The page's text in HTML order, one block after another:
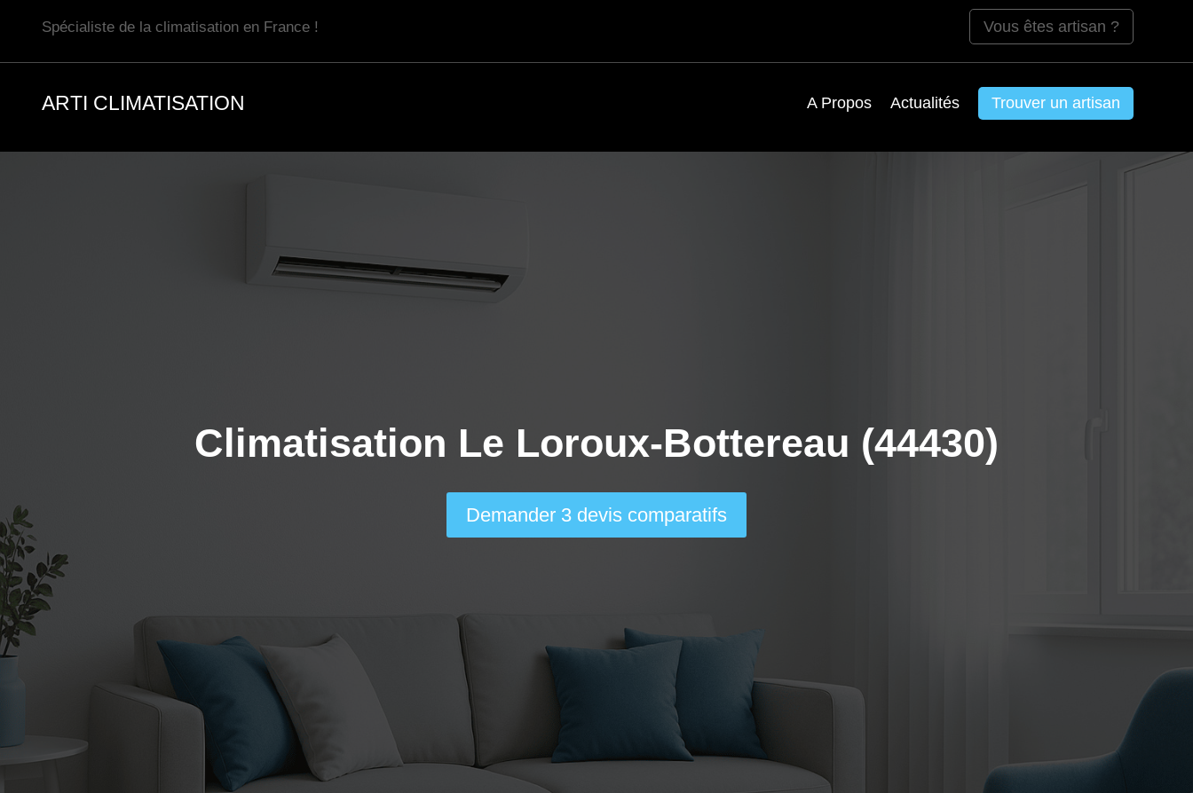
Spécialiste de la climatisation en France ! Vous êtes artisan ?
ARTI CLIMATISATION A Propos Actualités Trouver un artisan
Climatisation Le Loroux-Bottereau (44430)
Demander 3 devis comparatifs